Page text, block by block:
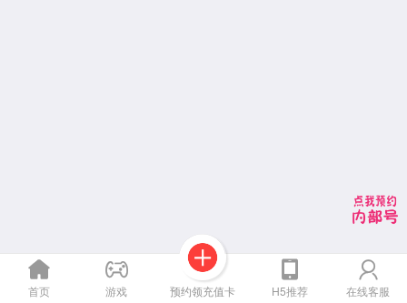
首页 游戏 预约领充值卡 H5推荐 在线客服